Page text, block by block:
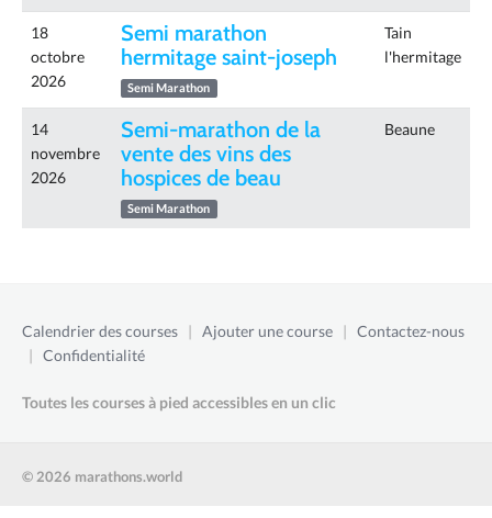
18
octobre
2026
Semi marathon
hermitage saint-joseph
Semi Marathon
Tain
l'hermitage
14
novembre
2026
Semi-marathon de la
vente des vins des
hospices de beau
Semi Marathon
Beaune
Calendrier des courses | Ajouter une course | Contactez-nous
| Confidentialité
Toutes les courses à pied accessibles en un clic
© 2026 marathons.world